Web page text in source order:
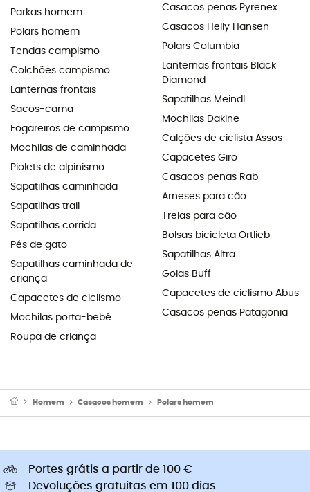
Parkas homem
Polars homem
Tendas campismo
Colchões campismo
Lanternas frontais
Sacos-cama
Fogareiros de campismo
Mochilas de caminhada
Piolets de alpinismo
Sapatilhas caminhada
Sapatilhas trail
Sapatilhas corrida
Pés de gato
Sapatilhas caminhada de
criança
Capacetes de ciclismo
Mochilas porta-bebé
Roupa de criança
Casacos penas Pyrenex
Casacos Helly Hansen
Polars Columbia
Lanternas frontais Black
Diamond
Sapatilhas Meindl
Mochilas Dakine
Calções de ciclista Assos
Capacetes Giro
Casacos penas Rab
Arneses para cão
Trelas para cão
Bolsas bicicleta Ortlieb
Sapatilhas Altra
Golas Buff
Capacetes de ciclismo Abus
Casacos penas Patagonia
Homem Casacos homem Polars homem
Portes grátis a partir de 100 €
Devoluções gratuitas em 100 dias